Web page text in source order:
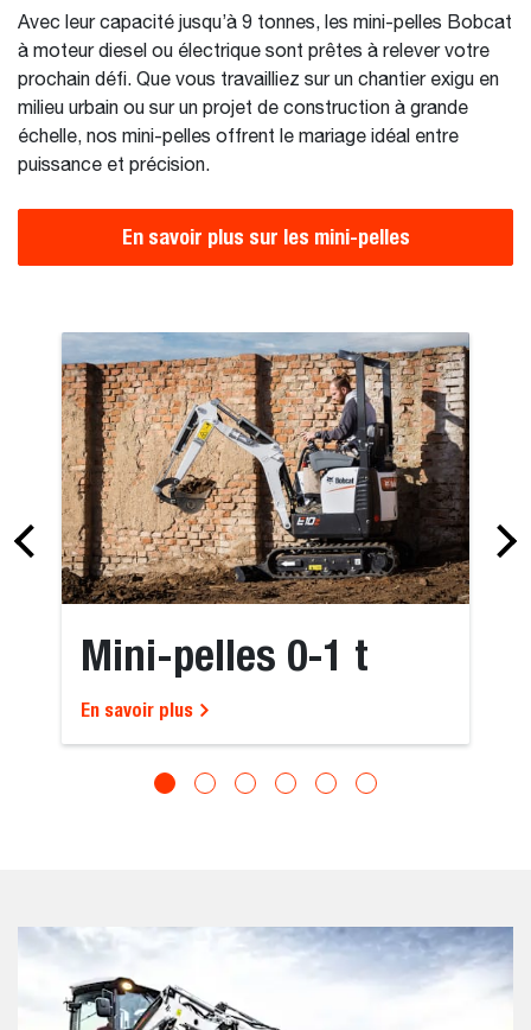
Avec leur capacité jusqu’à 9 tonnes, les mini-pelles Bobcat
à moteur diesel ou électrique sont prêtes à relever votre
prochain défi. Que vous travailliez sur un chantier exigu en
milieu urbain ou sur un projet de construction à grande
échelle, nos mini-pelles offrent le mariage idéal entre
puissance et précision.
En savoir plus sur les mini-pelles
Mini-pelles 0-1 t
En savoir plus